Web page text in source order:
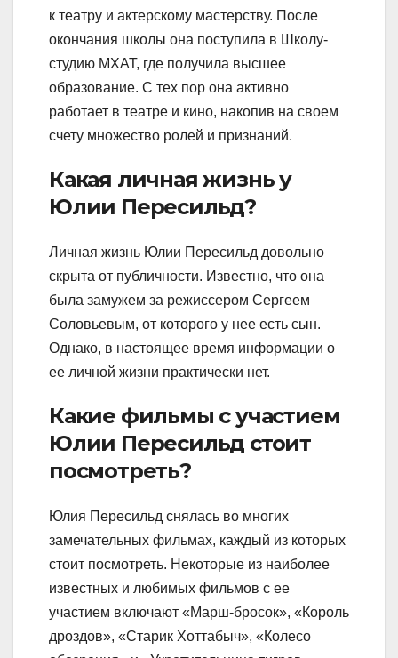
к театру и актерскому мастерству. После
окончания школы она поступила в Школу-
студию МХАТ, где получила высшее
образование. С тех пор она активно
работает в театре и кино, накопив на своем
счету множество ролей и признаний.
Какая личная жизнь у
Юлии Пересильд?
Личная жизнь Юлии Пересильд довольно
скрыта от публичности. Известно, что она
была замужем за режиссером Сергеем
Соловьевым, от которого у нее есть сын.
Однако, в настоящее время информации о
ее личной жизни практически нет.
Какие фильмы с участием
Юлии Пересильд стоит
посмотреть?
Юлия Пересильд снялась во многих
замечательных фильмах, каждый из которых
стоит посмотреть. Некоторые из наиболее
известных и любимых фильмов с ее
участием включают «Марш-бросок», «Король
дроздов», «Старик Хоттабыч», «Колесо